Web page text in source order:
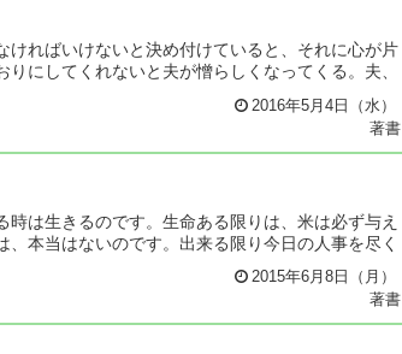
ければいけないと決め付けていると、それに心が片
にしてくれないと夫が憎らしくなってくる。夫、
2016年5月4日（水）
著書
は生きるのです。生命ある限りは、米は必ず与え
本当はないのです。出来る限り今日の人事を尽く
2015年6月8日（月）
著書